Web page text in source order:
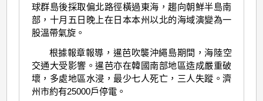
球群島後採取偏北路徑橫過東海，趨向朝鮮半島南
部，十月五日晚上在日本本州以北的海域演變為一
股溫帶氣旋。
根據報章報導，暹芭吹襲沖繩島期間，海陸空
交通大受影響。暹芭亦在韓國南部地區造成嚴重破
壞，多處地區水浸，最少七人死亡，三人失蹤。濟
州市約有25000戶停電。